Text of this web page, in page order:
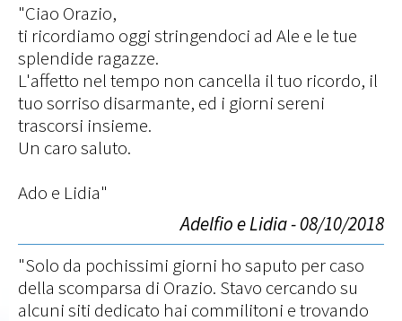
"Ciao Orazio,
ti ricordiamo oggi stringendoci ad Ale e le tue
splendide ragazze.
L'affetto nel tempo non cancella il tuo ricordo, il
tuo sorriso disarmante, ed i giorni sereni
trascorsi insieme.
Un caro saluto.
Ado e Lidia"
Adelfio e Lidia - 08/10/2018
"Solo da pochissimi giorni ho saputo per caso
della scomparsa di Orazio. Stavo cercando su
alcuni siti dedicato hai commilitoni e trovando